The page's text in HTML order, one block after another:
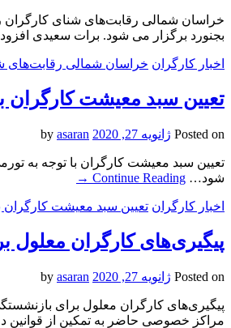
بجنورد برگزار می شود. برات سعیدی
اخبار کارگران خراسان شمالی رقابت‌های
تعیین سبد معیشت کارگران
Posted on ژانویه 27, 2020 asaran
تعیین سبد معیشت کارگران با توجه به
شود… Continue Reading
→
اخبار کارگران تعیین سبد معیشت کارگران
پیگیری‌های کارگران معلول
Posted on ژانویه 27, 2020 asaran
پیگیری‌های کارگران معلول برای
مراکز خصوصی حاضر به تمکین از قوانین